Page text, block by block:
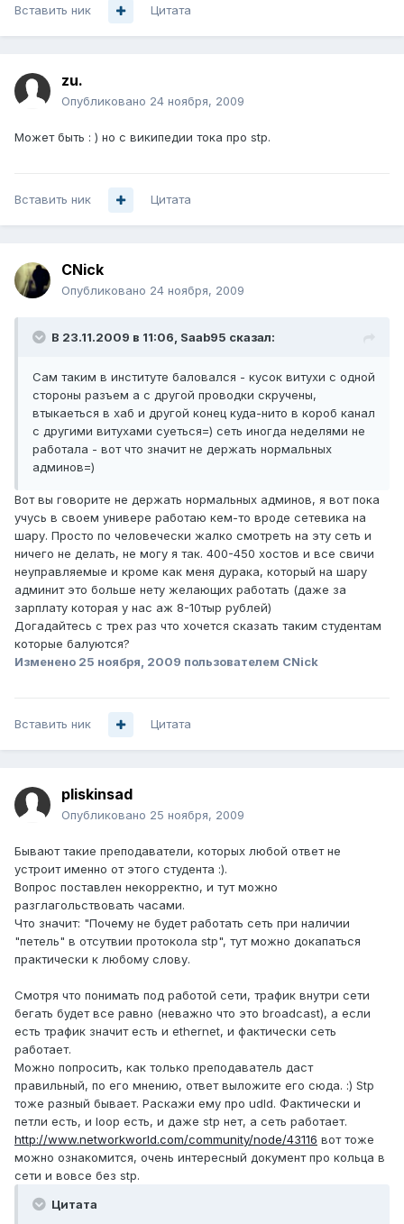
Вставить ник Цитата
zu.
Опубликовано 24 ноября, 2009
Может быть : ) но с википедии тока про stp.
Вставить ник Цитата
CNick
Опубликовано 24 ноября, 2009
В 23.11.2009 в 11:06, Saab95 сказал:
Сам таким в институте баловался - кусок витухи с одной
стороны разъем а с другой проводки скручены,
втыкаеться в хаб и другой конец куда-нито в короб канал
с другими витухами суеться=) сеть иногда неделями не
работала - вот что значит не держать нормальных
админов=)
Вот вы говорите не держать нормальных админов, я вот пока
учусь в своем универе работаю кем-то вроде сетевика на
шару. Просто по человечески жалко смотреть на эту сеть и
ничего не делать, не могу я так. 400-450 хостов и все свичи
неуправляемые и кроме как меня дурака, который на шару
админит это больше нету желающих работать (даже за
зарплату которая у нас аж 8-10тыр рублей)
Догадайтесь с трех раз что хочется сказать таким студентам
которые балуются?
Изменено 25 ноября, 2009 пользователем CNick
Вставить ник Цитата
pliskinsad
Опубликовано 25 ноября, 2009
Бывают такие преподаватели, которых любой ответ не
устроит именно от этого студента :).
Вопрос поставлен некорректно, и тут можно
разглагольствовать часами.
Что значит: "Почему не будет работать сеть при наличии
"петель" в отсутвии протокола stp", тут можно докапаться
практически к любому слову.
Смотря что понимать под работой сети, трафик внутри сети
бегать будет все равно (неважно что это broadcast), а если
есть трафик значит есть и ethernet, и фактически сеть
работает.
Можно попросить, как только преподаватель даст
правильный, по его мнению, ответ выложите его сюда. :) Stp
тоже разный бывает. Раскажи ему про udld. Фактически и
петли есть, и loop есть, и даже stp нет, а сеть работает.
http://www.networkworld.com/community/node/43116 вот тоже
можно ознакомится, очень интересный документ про кольца в
сети и вовсе без stp.
Цитата